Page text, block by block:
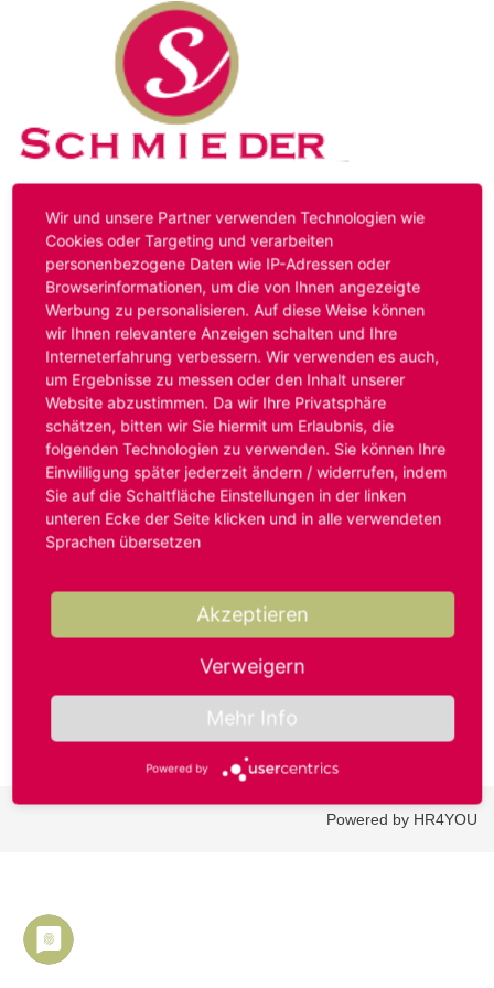
Kontakt Impressum Datenschutz
Hinweis:Das von ihnen aufgerufene Stellenangebot ist
bereits ausgelaufen. Alternative Stellenanzeigen finden
Sie unter:
www.schmieder-personal.de/stellenangebote
Oder Sie bewerben sich
initiativund wir suchen für Sie
passende Stellenangebote.
Anmelden
Benutzername oder E-Mail-Adresse*
Passwort*
Powered by HR4YOU
Wir und unsere Partner verwenden Technologien wie
Cookies oder Targeting und verarbeiten
personenbezogene Daten wie IP-Adressen oder
Browserinformationen, um die von Ihnen angezeigte
Werbung zu personalisieren. Auf diese Weise können
wir Ihnen relevantere Anzeigen schalten und Ihre
Interneterfahrung verbessern. Wir verwenden es auch,
um Ergebnisse zu messen oder den Inhalt unserer
Website abzustimmen. Da wir Ihre Privatsphäre
schätzen, bitten wir Sie hiermit um Erlaubnis, die
folgenden Technologien zu verwenden. Sie können Ihre
Einwilligung später jederzeit ändern / widerrufen, indem
Sie auf die Schaltfläche Einstellungen in der linken
unteren Ecke der Seite klicken und in alle verwendeten
Sprachen übersetzen
Akzeptieren
Verweigern
Mehr Info
Powered by